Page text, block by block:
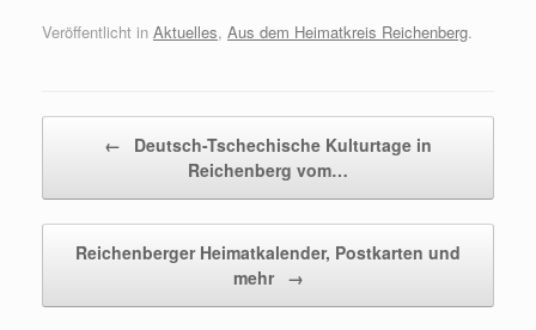
Veröffentlicht in Aktuelles, Aus dem Heimatkreis Reichenberg.
←
Deutsch-Tschechische Kulturtage in
Reichenberg vom…
Reichenberger Heimatkalender, Postkarten und
mehr →